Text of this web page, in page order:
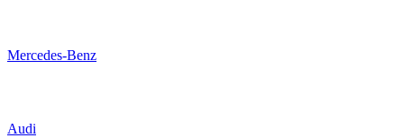
Mercedes-Benz
Audi